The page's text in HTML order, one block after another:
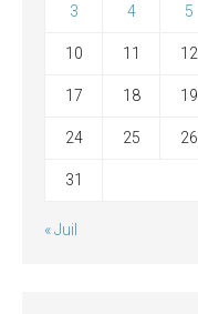
3 4 5
10 11 12
17 18 19
24 25 26
31
« Juil